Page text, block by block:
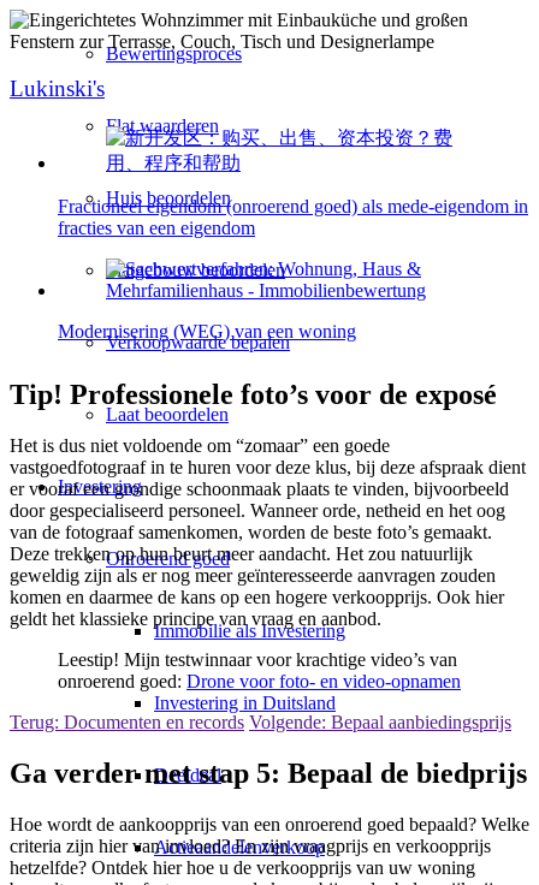
Bewertingsproces
Flat waarderen
Huis beoordelen
Flatgebouw beoordelen
Verkoopwaarde bepalen
Laat beoordelen
Investering
Onroerend goed
Immobilie als Investering
Investering in Duitsland
Deeldeal
Actieaandelenverkoop
Lukinski's
Fractioneel eigendom (onroerend goed) als mede-eigendom in
fracties van een eigendom
Modernisering (WEG) van een woning
Tip! Professionele foto’s voor de exposé
Het is dus niet voldoende om “zomaar” een goede
vastgoedfotograaf in te huren voor deze klus, bij deze afspraak dient
er vooraf een grondige schoonmaak plaats te vinden, bijvoorbeeld
door gespecialiseerd personeel. Wanneer orde, netheid en het oog
van de fotograaf samenkomen, worden de beste foto’s gemaakt.
Deze trekken op hun beurt meer aandacht. Het zou natuurlijk
geweldig zijn als er nog meer geïnteresseerde aanvragen zouden
komen en daarmee de kans op een hogere verkoopprijs. Ook hier
geldt het klassieke principe van vraag en aanbod.
Leestip! Mijn testwinnaar voor krachtige video’s van
onroerend goed: Drone voor foto- en video-opnamen
Terug: Documenten en records Volgende: Bepaal aanbiedingsprijs
Ga verder met stap 5: Bepaal de biedprijs
Hoe wordt de aankoopprijs van een onroerend goed bepaald? Welke
criteria zijn hier van invloed? En zijn vraagprijs en verkoopprijs
hetzelfde? Ontdek hier hoe u de verkoopprijs van uw woning